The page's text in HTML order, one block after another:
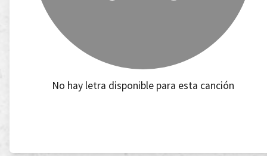
No hay letra disponible para esta canción